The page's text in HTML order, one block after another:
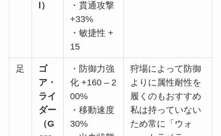
l）
・貫通攻撃
+33%
・敏捷性 +
15
足
ゴ
ア・
ライ
ダー
（G
・防御力強
化 +160 – 2
00%
・移動速度
30%
狩場によって防御
よりに属性耐性を
履くのもおすすめ
私は持っていない
ため常に「ウォ